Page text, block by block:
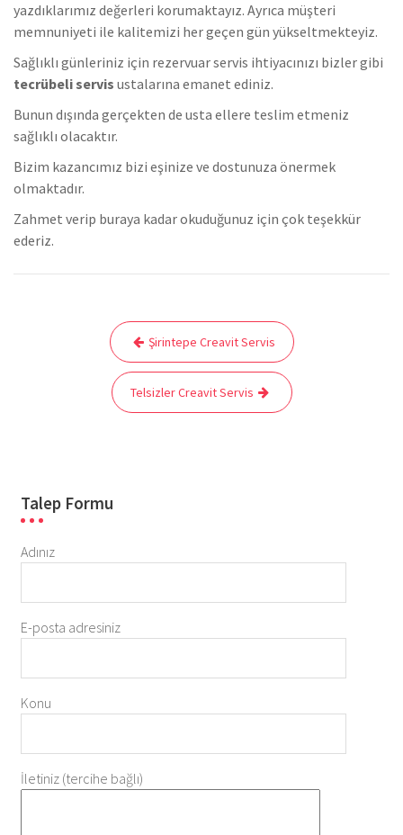
yazdıklarımız değerleri korumaktayız. Ayrıca müşteri
memnuniyeti ile kalitemizi her geçen gün yükseltmekteyiz.
Sağlıklı günleriniz için rezervuar servis ihtiyacınızı bizler gibi
tecrübeli servis ustalarına emanet ediniz.
Bunun dışında gerçekten de usta ellere teslim etmeniz
sağlıklı olacaktır.
Bizim kazancımız bizi eşinize ve dostunuza önermek
olmaktadır.
Zahmet verip buraya kadar okuduğunuz için çok teşekkür
ederiz.
gezinmesi
Şirintepe Creavit Servis
Telsizler Creavit Servis
Talep Formu
Adınız
E-posta adresiniz
Konu
İletiniz (tercihe bağlı)